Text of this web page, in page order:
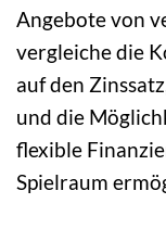
Angebote von
vergleiche die
auf den
und die
flexible
Spielraum